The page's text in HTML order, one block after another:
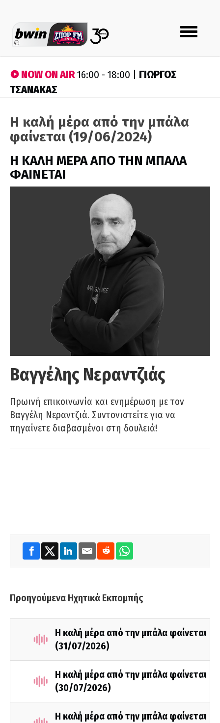
Toggle
navigation
NOW ON AIR16:00 - 18:00 | ΓΙΩΡΓΟΣ
ΤΣΑΝΑΚΑΣ
Η καλή μέρα από την μπάλα
φαίνεται (19/06/2024)
H ΚΑΛΗ ΜΕΡΑ ΑΠΟ ΤΗΝ ΜΠΑΛΑ
ΦΑΙΝΕΤΑΙ
Βαγγέλης Νεραντζιάς
Πρωινή επικοινωνία και ενημέρωση με τον
Βαγγέλη Νεραντζιά. Συντονιστείτε για να
πηγαίνετε διαβασμένοι στη δουλειά!
Προηγούμενα Ηχητικά Εκπομπής
Η καλή μέρα από την μπάλα φαίνεται
(31/07/2026)
Η καλή μέρα από την μπάλα φαίνεται
(30/07/2026)
Η καλή μέρα από την μπάλα φαίνεται